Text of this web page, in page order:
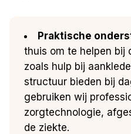
Praktische
thuis om te helpen bij
zoals hulp bij
structuur bieden bij
gebruiken wij
zorgtechnologie,
de ziekte.